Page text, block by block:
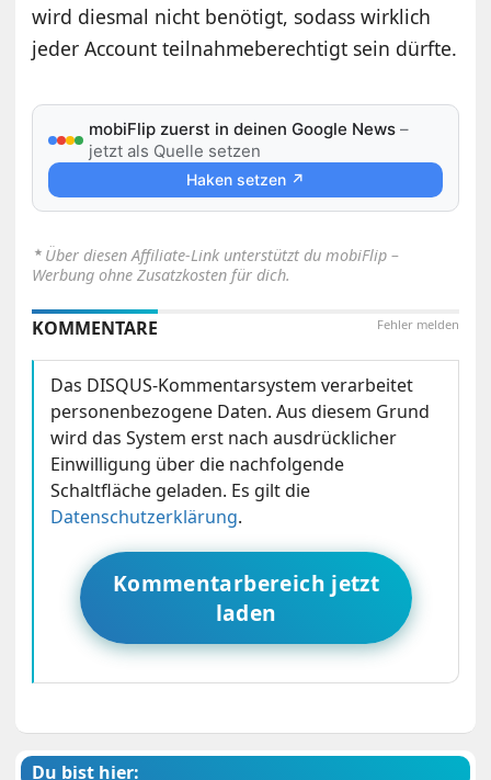
wird diesmal nicht benötigt, sodass wirklich
jeder Account teilnahmeberechtigt sein dürfte.
mobiFlip zuerst in deinen Google News –
jetzt als Quelle setzen
Haken setzen ↗
⋆ Über diesen Affiliate-Link unterstützt du mobiFlip –
Werbung ohne Zusatzkosten für dich.
Fehler melden
KOMMENTARE
Das DISQUS-Kommentarsystem verarbeitet
personenbezogene Daten. Aus diesem Grund
wird das System erst nach ausdrücklicher
Einwilligung über die nachfolgende
Schaltfläche geladen. Es gilt die
Datenschutzerklärung.
Kommentarbereich jetzt
laden
Du bist hier: